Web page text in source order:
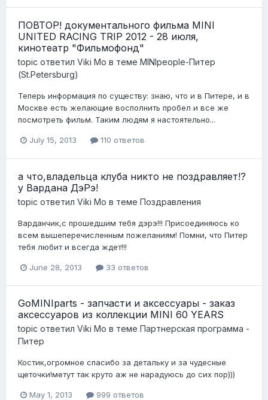
ПОВТОР! документального фильма MINI
UNITED RACING TRIP 2012 - 28 июля,
кинотеатр "Фильмофонд"
topic ответил Viki Mo в теме MINIpeople-Питер
(St.Petersburg)
Теперь информация по существу: знаю, что и в Питере, и в
Москве есть желающие восполнить пробел и все же
посмотреть фильм. Таким людям я настоятельно...
July 15, 2013 110 ответов
а что,владельца клуба никто не поздравляет!?
у Вардана ДэРэ!
topic ответил Viki Mo в теме Поздравления
Варданчик,с прошедшим тебя дэрэ!!! Присоединяюсь ко
всем вышеперечисленным пожеланиям! Помни, что Питер
тебя любит и всегда ждет!!!
June 28, 2013 33 ответов
GoMINIparts - запчасти и аксессуары - заказ
аксессуаров из коллекции MINI 60 YEARS
topic ответил Viki Mo в теме Партнерская программа -
Питер
Костик,огромное спасибо за детальку и за чудесные
щеточки!метут так круто аж не нарадуюсь до сих пор)))
May 1, 2013 999 ответов